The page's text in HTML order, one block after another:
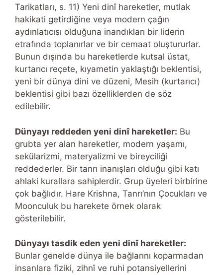
Tarikatları, s. 11) Yeni dinî hareketler, mutlak
hakikati getirdiğine veya modern çağın
aydınlatıcısı olduğuna inandıkları bir liderin
etrafında toplanırlar ve bir cemaat oluştururlar.
Bunun dışında bu hareketlerde kutsal üstat,
kurtarıcı reçete, kıyametin yaklaştığı beklentisi,
yeni bir dünya dini ve düzeni, Mesih (kurtarıcı)
beklentisi gibi bazı özelliklerden de söz
edilebilir.
Dünyayı reddeden yeni dinî hareketler: Bu
grubta yer alan hareketler, modern yaşamı,
sekülarizmi, materyalizmi ve bireyciliği
reddederler. Bir tanrı inanışları olduğu gibi katı
ahlaki kurallara sahiplerdir. Grup üyeleri birbirine
çok bağlıdır. Hare Krishna, Tanrı’nın Çocukları ve
Moonculuk bu harekete örnek olarak
gösterilebilir.
Dünyayı tasdik eden yeni dinî hareketler:
Bunlar genelde dünya ile bağlarını koparmadan
insanlara fiziki, zihnî ve ruhi potansiyellerini